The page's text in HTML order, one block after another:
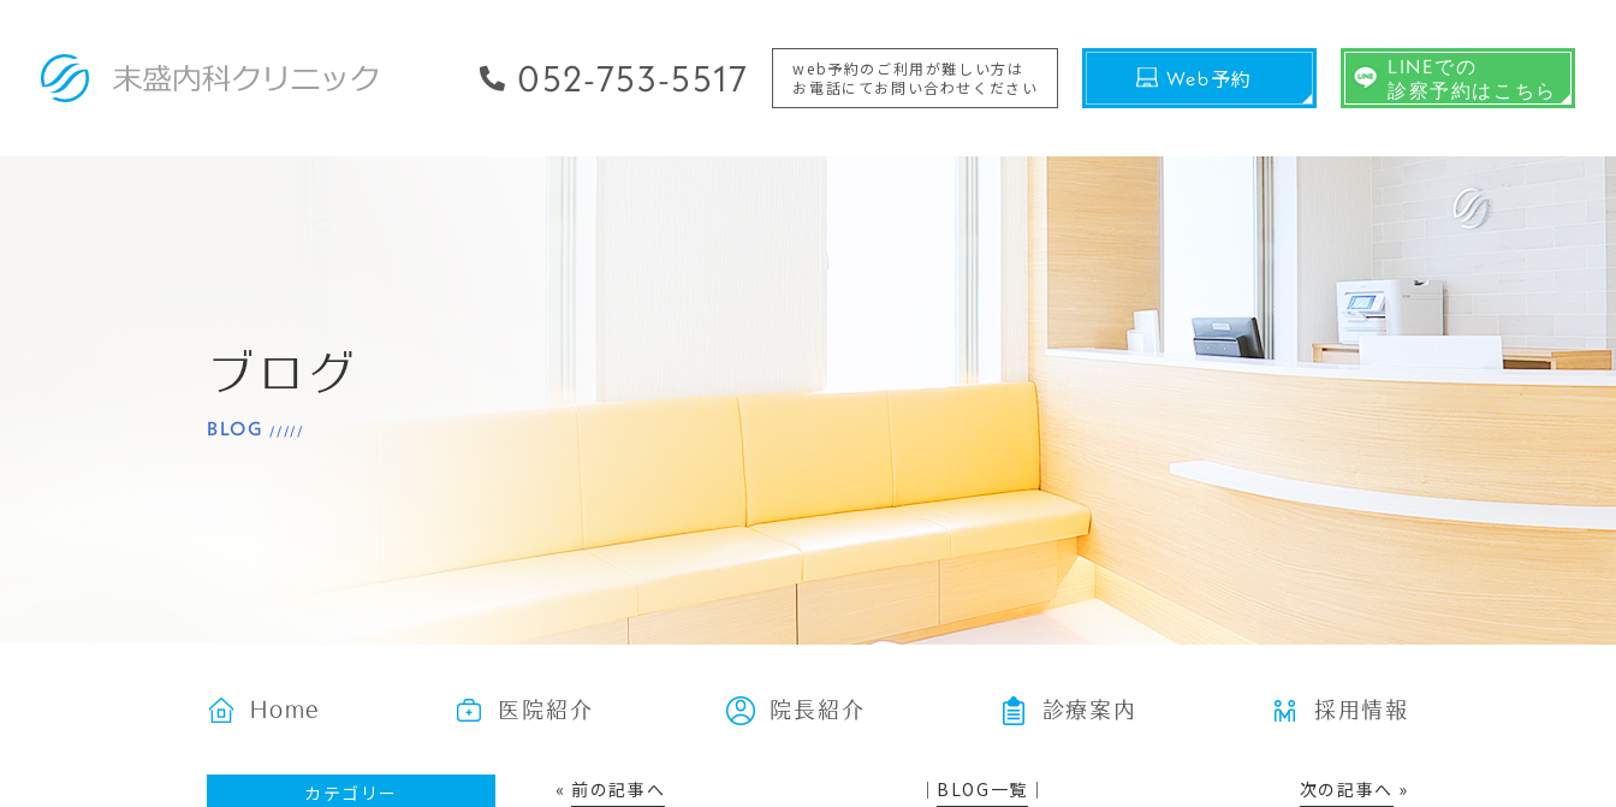
052-753-5517
web予約のご利用が難しい方は
お電話にてお問い合わせください
Web予約
LINEでの
診察予約はこちら
ブログ
BLOG
Home 医院紹介 院長紹介 診療案内 採用情報
« 前の記事へ │ BLOG一覧 │ 次の記事へ »
カテゴリー